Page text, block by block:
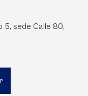
5, sede Calle 80,